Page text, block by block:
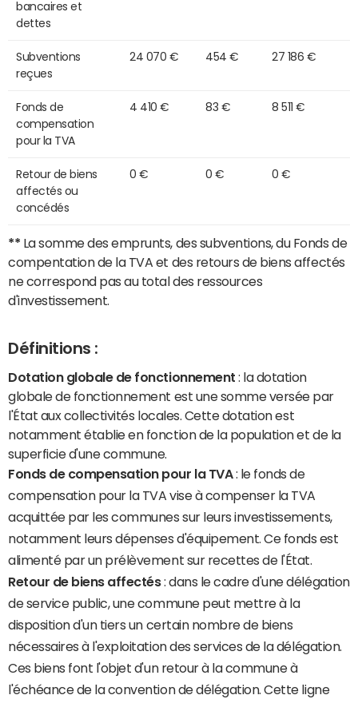
bancaires et
dettes
Subventions
reçues
24 070 € 454 € 27 186 €
Fonds de
compensation
pour la TVA
4 410 € 83 € 8 511 €
Retour de biens
affectés ou
concédés
0 € 0 € 0 €
** La somme des emprunts, des subventions, du Fonds de
compentation de la TVA et des retours de biens affectés
ne correspond pas au total des ressources
d'investissement.
Définitions :
Dotation globale de fonctionnement : la dotation
globale de fonctionnement est une somme versée par
l'État aux collectivités locales. Cette dotation est
notamment établie en fonction de la population et de la
superficie d'une commune.
Fonds de compensation pour la TVA: le fonds de
compensation pour la TVA vise à compenser la TVA
acquittée par les communes sur leurs investissements,
notamment leurs dépenses d'équipement. Ce fonds est
alimenté par un prélèvement sur recettes de l'État.
Retour de biens affectés: dans le cadre d'une délégation
de service public, une commune peut mettre à la
disposition d'un tiers un certain nombre de biens
nécessaires à l'exploitation des services de la délégation.
Ces biens font l'objet d'un retour à la commune à
l'échéance de la convention de délégation. Cette ligne